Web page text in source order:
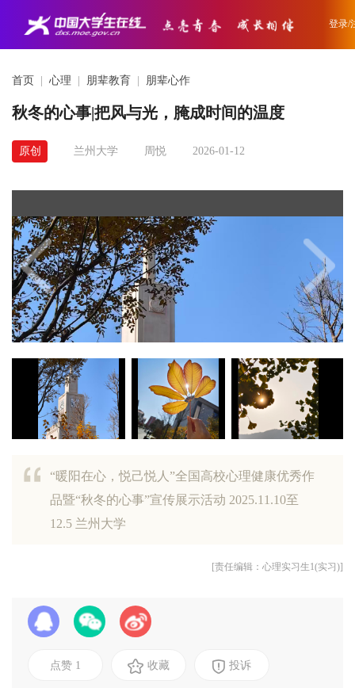
登录/
首页 心理 朋辈教育 朋辈心作
秋冬的心事|把风与光，腌成时间的温度
原创 兰州大学 周悦 2026-01-12
躲在树后拍钟塔：秋黄叶簇晃在钟面旁，风动叶摇时，钟面像揉皱
的画，凌厉的时间忽然软下来。记录从非复刻，是把声与味揉进画
指尖攥着七叶树叶子，阳光漏叶缝烫出红边。叶脉硌得指腹发痒，
如触碰秋的心跳。抓住不必用力，指尖温度让落叶鲜活起来
扇形叶剪碎太阳，远山洇作淡墨。快门轻响时，一片叶擦镜飘落，
原来遇见从非巧合，是风、光、叶与我，恰好站成同一秒的距离
叶片层层叠叠垂落，似将秋阳缝在枝桠。未调滤镜，鲜活颜色本是
风抖落的季节碎金——好画面从无需修饰，自会发光
落叶乔木枝桠如瘦骨嶙峋的手，撕碎灰蓝天幕，左侧松柏攥着深绿
似旧时光。忽懂留白：空枝非萧瑟，是季节写给春天的伏笔。
深秋黄月季是意外之喜，莽撞绽放的花瓣卷着褶皱，似未熨平的阳
光。仰颈举镜半分钟，等风拂出松弛花枝，抬头便接住冷天里的一
“暖阳在心，悦己悦人”全国高校心理健康优秀作
品暨“秋冬的心事”宣传展示活动 2025.11.10至
12.5 兰州大学
[责任编辑：心理实习生1(实习)]
点赞 1 收藏 投诉